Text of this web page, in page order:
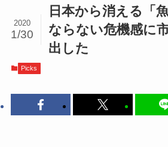
日本から消える「
ならない危機感に
出した
2020
1/30
Picks